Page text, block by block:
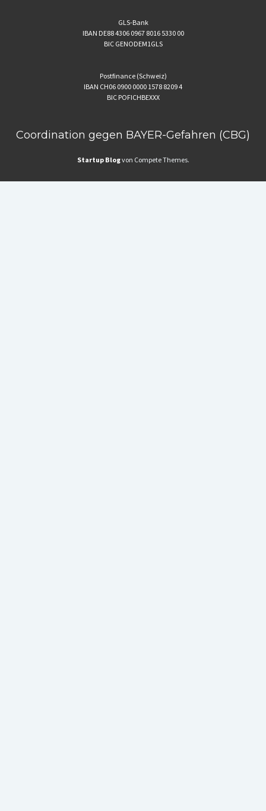
GLS-Bank
IBAN DE88 4306 0967 8016 5330 00
BIC GENODEM1GLS
Postfinance (Schweiz)
IBAN CH06 0900 0000 1578 8209 4
BIC POFICHBEXXX
Coordination gegen BAYER-Gefahren (CBG)
Startup Blogvon Compete Themes.